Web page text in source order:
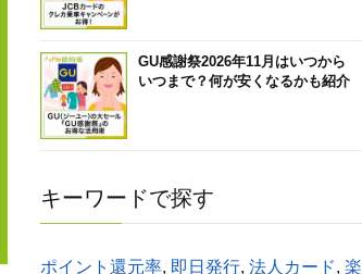
GU感謝祭2026年11月はいつから
いつまで？何が安くなるかも紹介
キーワードで探す
ポイント還元率, 即日発行, 法人カード, 楽